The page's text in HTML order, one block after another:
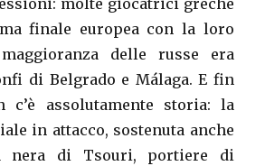
molte giocatrici greche
finale europea con la loro
delle russe era
di Belgrado e Málaga. E fin
c’è assolutamente storia: la
in attacco, sostenuta anche
nera di Tsouri, portiere di